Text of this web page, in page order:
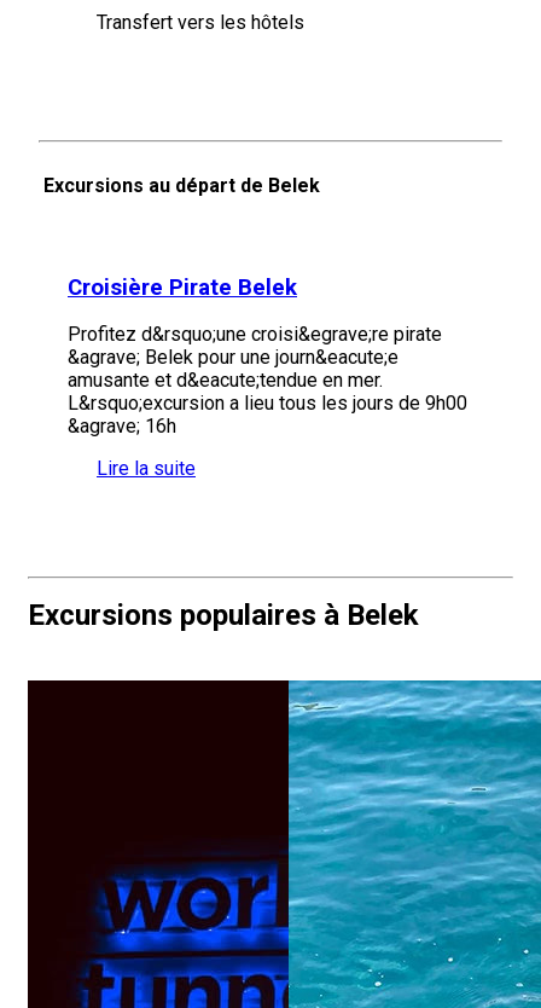
Transfert vers les hôtels
Excursions au départ de Belek
Croisière Pirate Belek
Profitez d&rsquo;une croisi&egrave;re pirate
&agrave; Belek pour une journ&eacute;e
amusante et d&eacute;tendue en mer.
L&rsquo;excursion a lieu tous les jours de 9h00
&agrave; 16h
Lire la suite
Excursions populaires à Belek